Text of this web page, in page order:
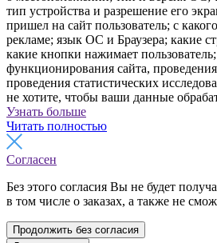
тип устройства и разрешение его
пришел на сайт пользователь; с
рекламе; язык ОС и Браузера; какие
какие кнопки нажимает
функционирования сайта, проведения
проведения статистических
не хотите, чтобы ваши данные
Узнать больше
Читать полностью
Согласен
Без этого согласия Вы не будет
в том числе о заказах, а также не
Продолжить без согласия